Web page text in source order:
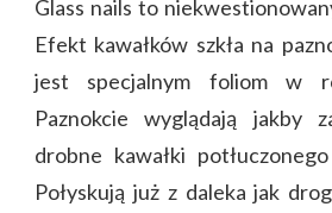
Glass nails to
Efekt kawałków szkła na
jest specjalnym foliom w
Paznokcie wyglądają jakby
drobne kawałki
Połyskują już z daleka jak